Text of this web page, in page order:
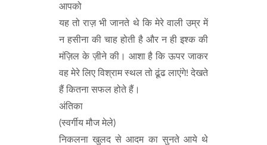
आपको
यह तो राज़ भी जानते थे कि मेरे वाली उम्र में
न हसीना की चाह होती है और न ही इश्क की
मंज़िल के ज़ीने की। आशा है कि ऊपर जाकर
वह मेरे लिए विश्राम स्थल तो ढूंढ लाएंगे! देखते
हैं कितना सफल होते हैं।
अंतिका
(स्वर्गीय मौज मेले)
निकलना खुलद से आदम का सुनते आये थे